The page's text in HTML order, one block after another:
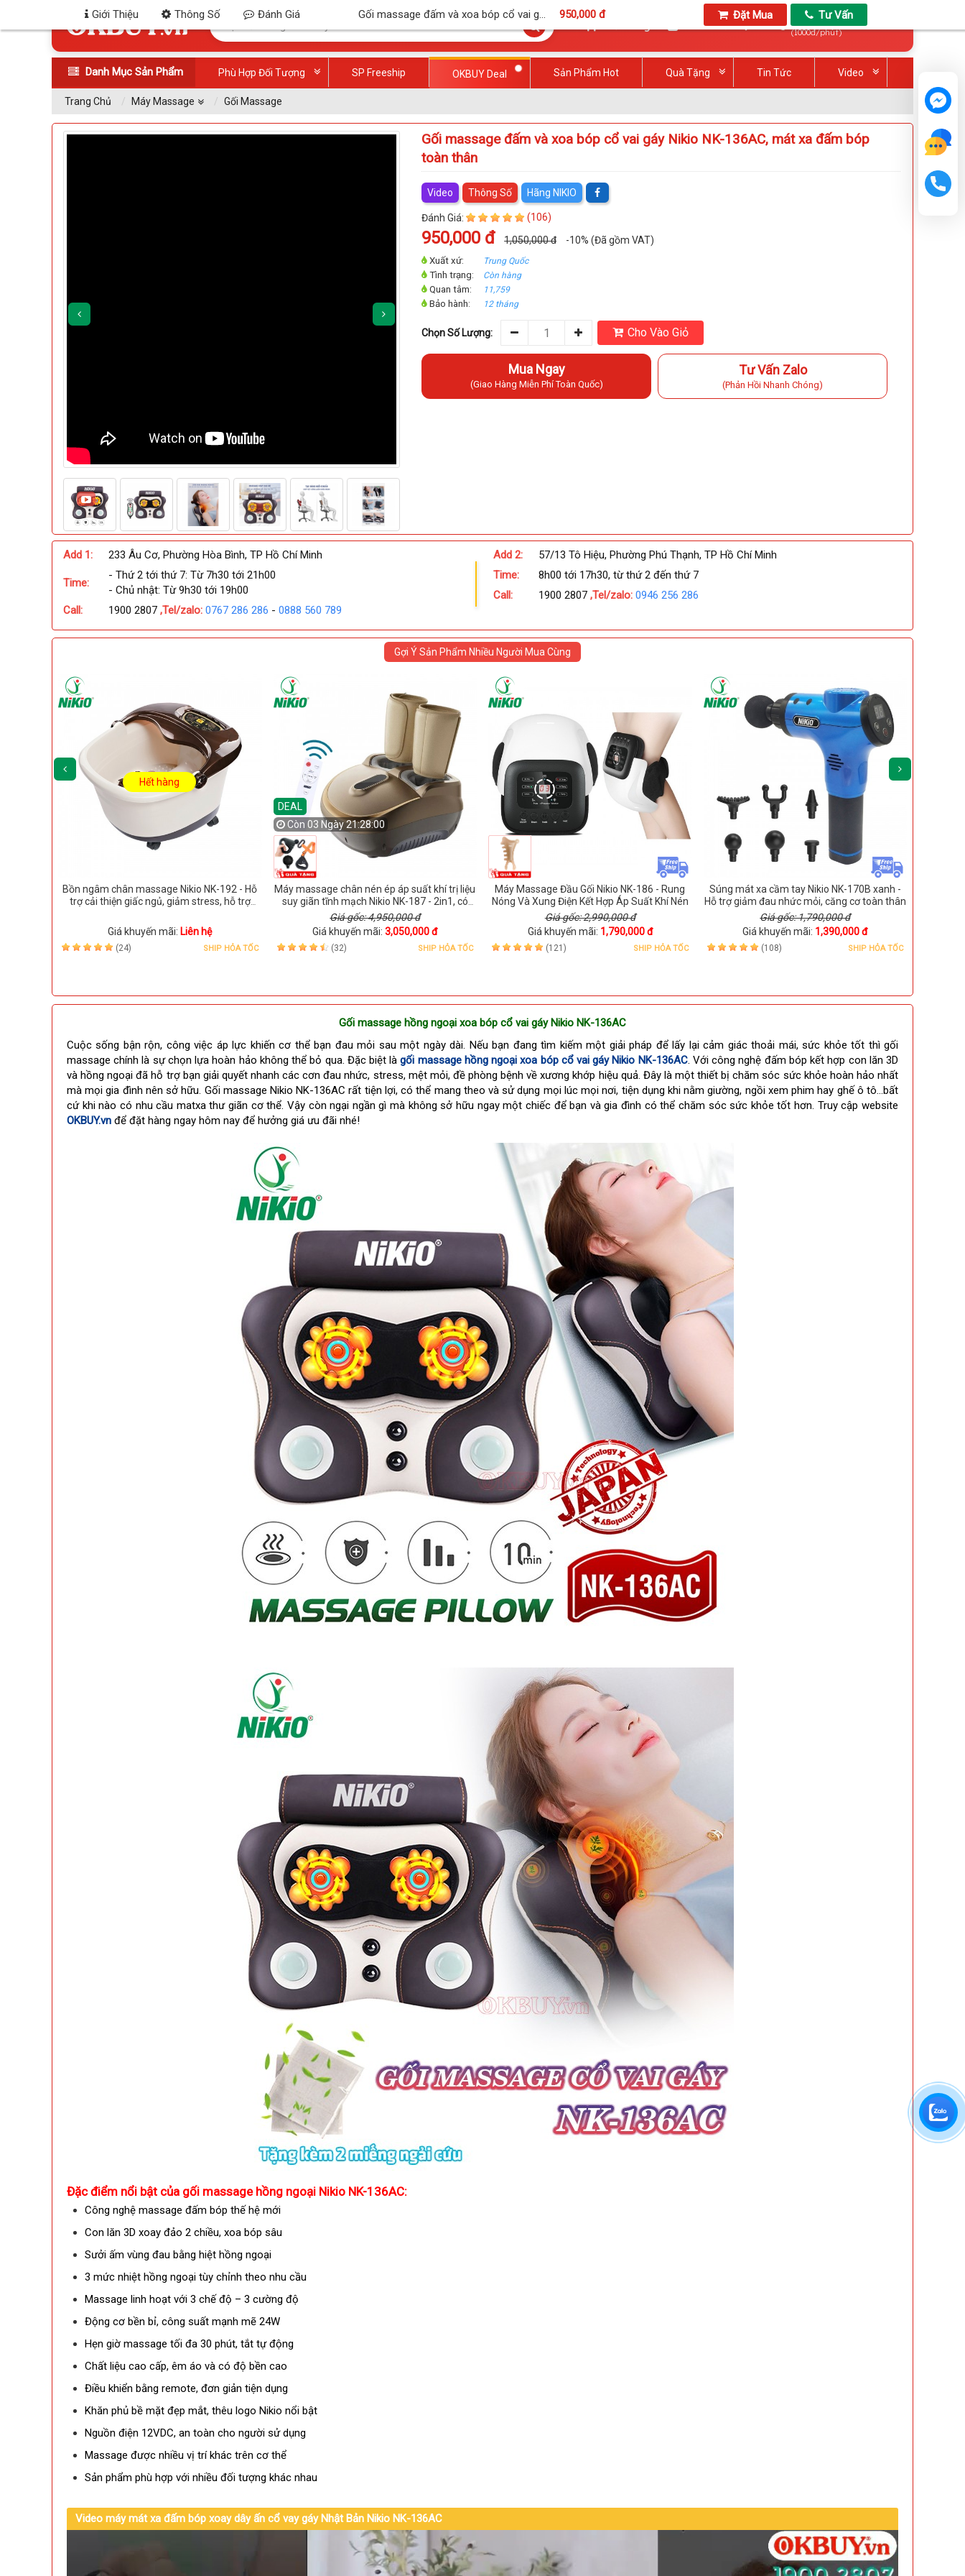
Giới Thiệu Thông Số Đánh Giá Gối massage đấm và xoa bóp cổ vai g... 950,000 đ Đặt Mua
Tư Vấn
Tài Khoản Gọi mua: 1900.2807
(1000đ/phút)
Danh Mục Sản Phẩm Phù Hợp Đối Tượng SP Freeship OKBUY Deal Sản Phẩm Hot Quà Tặng Tin Tức Video
Trang Chủ Máy Massage Gối Massage
Gối massage đấm và xoa bóp cổ vai gáy Nikio NK-136AC, mát xa đấm bóp
toàn thân
Video Thông Số Hãng NIKIO
Đánh Giá: (106)
950,000 đ 1,050,000 đ -10% (Đã gồm VAT)
Xuất xứ: Trung Quốc
Tình trạng: Còn hàng
Quan tâm: 11,759
Bảo hành: 12 tháng
Chọn Số Lượng: Cho Vào Giỏ
Mua Ngay
(Giao Hàng Miễn Phí Toàn Quốc)
Tư Vấn Zalo
(Phản Hồi Nhanh Chóng)
Add 1: 233 Âu Cơ, Phường Hòa Bình, TP Hồ Chí Minh
Time:
- Thứ 2 tới thứ 7: Từ 7h30 tới 21h00
- Chủ nhật: Từ 9h30 tới 19h00
Call:
1900 2807 ,Tel/zalo: 0767 286 286 - 0888 560 789
Add 2:
57/13 Tô Hiệu, Phường Phú Thạnh, TP Hồ Chí Minh
Time:
8h00 tới 17h30, từ thứ 2 đến thứ 7
Call:
1900 2807 ,Tel/zalo: 0946 256 286
Gợi Ý Sản Phẩm Nhiều Người Mua Cùng
Hết hàng
Bồn ngâm chân massage Nikio NK-192 - Hỗ
trợ cải thiện giấc ngủ, giảm stress, hỗ trợ
Giá khuyến mãi:Liên hệ
(24) SHIP HỎA TỐC
DEAL
Còn 03 Ngày 21:27:58
Máy massage chân nén ép áp suất khí trị liệu
suy giãn tĩnh mạch Nikio NK-187 - 2in1, có
remote - Màu vàng
Giá gốc: 4,950,000 đ
Giá khuyến mãi:3,050,000 đ
(32) SHIP HỎA TỐC
Máy Massage Đầu Gối Nikio NK-186 - Rung
Nóng Và Xung Điện Kết Hợp Áp Suất Khí Nén
Giá gốc: 2,990,000 đ
Giá khuyến mãi: 1,790,000 đ
(121) SHIP HỎA TỐC
Súng mát xa cầm tay Nikio NK-170B xanh -
Hỗ trợ giảm đau nhức mỏi, căng cơ toàn thân
Giá gốc: 1,790,000 đ
Giá khuyến mãi: 1,390,000 đ
(108) SHIP HỎA TỐC
Gối massage hồng ngoại xoa bóp cổ vai gáy Nikio NK-136AC
Cuộc sống bận rộn, công việc áp lực khiến cơ thể bạn đau mỏi sau một ngày dài. Nếu bạn đang tìm kiếm một giải pháp để lấy lại cảm giác thoải mái, sức khỏe tốt thì gối
massage chính là sự chọn lựa hoàn hảo không thể bỏ qua. Đặc biệt làgối massage hồng ngoại xoa bóp cổ vai gáy Nikio NK-136AC. Với công nghệ đấm bóp kết hợp con lăn 3D
và hồng ngoại đã hỗ trợ bạn giải quyết nhanh các cơn đau nhức, stress, mệt mỏi, đề phòng bệnh về xương khớp hiệu quả. Đây là một thiết bị chăm sóc sức khỏe hoàn hảo nhất
mà mọi gia đình nên sở hữu. Gối massage Nikio NK-136AC rất tiện lợi, có thể mang theo và sử dụng mọi lúc mọi nơi, tiện dụng khi nằm giường, ngồi xem phim hay ghế ô tô…bất
cứ khi nào có nhu cầu matxa thư giãn cơ thể. Vậy còn ngại ngần gì mà không sở hữu ngay một chiếc để bạn và gia đình có thể chăm sóc sức khỏe tốt hơn. Truy cập website
OKBUY.vn để đặt hàng ngay hôm nay để hưởng giá ưu đãi nhé!
Đặc điểm nổi bật của gối massage hồng ngoại Nikio NK-136AC:
Công nghệ massage đấm bóp thế hệ mới
Con lăn 3D xoay đảo 2 chiều, xoa bóp sâu
Sưởi ấm vùng đau bằng hiệt hồng ngoại
3 mức nhiệt hồng ngoại tùy chỉnh theo nhu cầu
Massage linh hoạt với 3 chế độ – 3 cường độ
Động cơ bền bỉ, công suất mạnh mẽ 24W
Hẹn giờ massage tối đa 30 phút, tắt tự động
Chất liệu cao cấp, êm áo và có độ bền cao
Điều khiển bằng remote, đơn giản tiện dụng
Khăn phủ bề mặt đẹp mắt, thêu logo Nikio nổi bật
Nguồn điện 12VDC, an toàn cho người sử dụng
Massage được nhiều vị trí khác trên cơ thể
Sản phẩm phù hợp với nhiều đối tượng khác nhau
Video máy mát xa đấm bóp xoay dây ấn cổ vay gáy Nhật Bản Nikio NK-136AC